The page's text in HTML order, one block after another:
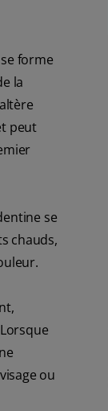
forme
la
peut
se
chauds,
ou